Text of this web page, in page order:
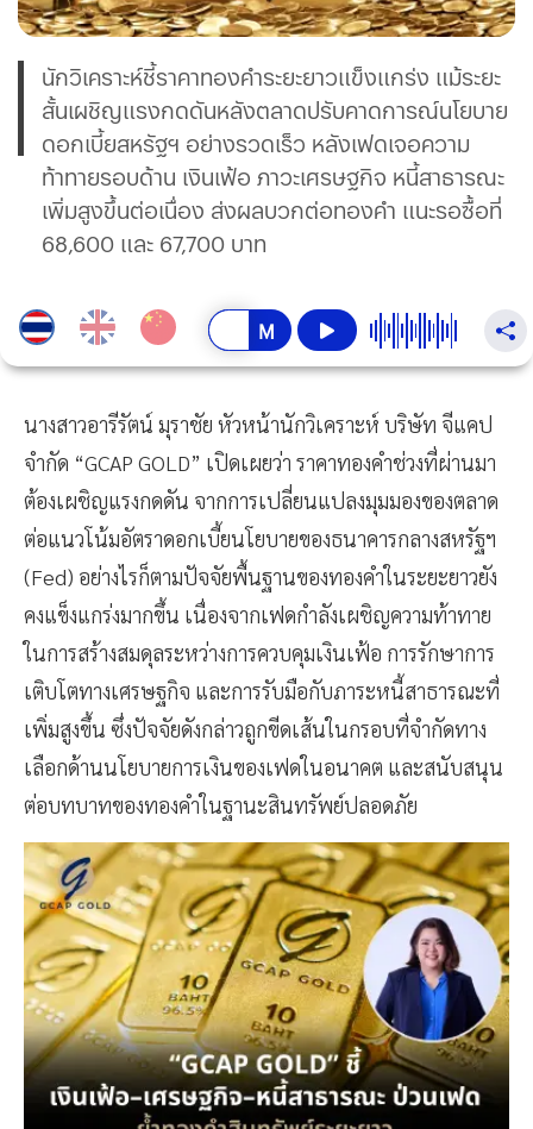
นักวิเคราะห์ชี้ราคาทองคำระยะยาวแข็งแกร่ง แม้ระยะ
สั้นเผชิญแรงกดดันหลังตลาดปรับคาดการณ์นโยบาย
ดอกเบี้ยสหรัฐฯ อย่างรวดเร็ว หลังเฟดเจอความ
ท้าทายรอบด้าน เงินเฟ้อ ภาวะเศรษฐกิจ หนี้สาธารณะ
เพิ่มสูงขึ้นต่อเนื่อง ส่งผลบวกต่อทองคำ แนะรอซื้อที่
68,600 และ 67,700 บาท
นางสาวอารีรัตน์ มุราชัย หัวหน้านักวิเคราะห์ บริษัท จีแคป
จำกัด “GCAP GOLD” เปิดเผยว่า ราคาทองคำช่วงที่ผ่านมา
ต้องเผชิญแรงกดดัน จากการเปลี่ยนแปลงมุมมองของตลาด
ต่อแนวโน้มอัตราดอกเบี้ยนโยบายของธนาคารกลางสหรัฐฯ
(Fed) อย่างไรก็ตามปัจจัยพื้นฐานของทองคำในระยะยาวยัง
คงแข็งแกร่งมากขึ้น เนื่องจากเฟดกำลังเผชิญความท้าทาย
ในการสร้างสมดุลระหว่างการควบคุมเงินเฟ้อ การรักษาการ
เติบโตทางเศรษฐกิจ และการรับมือกับภาระหนี้สาธารณะที่
เพิ่มสูงขึ้น ซึ่งปัจจัยดังกล่าวถูกขีดเส้นในกรอบที่จำกัดทาง
เลือกด้านนโยบายการเงินของเฟดในอนาคต และสนับสนุน
ต่อบทบาทของทองคำในฐานะสินทรัพย์ปลอดภัย